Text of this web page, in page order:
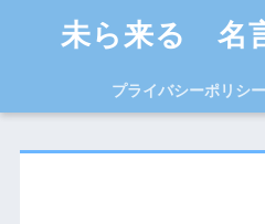
未ら来る 名
プライバシーポリシー